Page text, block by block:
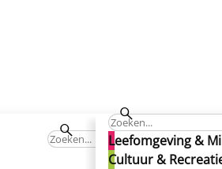
Leefomgeving &
Cultuur &
& Politiek Gemeentelijke
archieven